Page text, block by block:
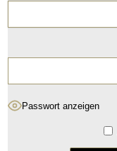
Passwort anzeigen